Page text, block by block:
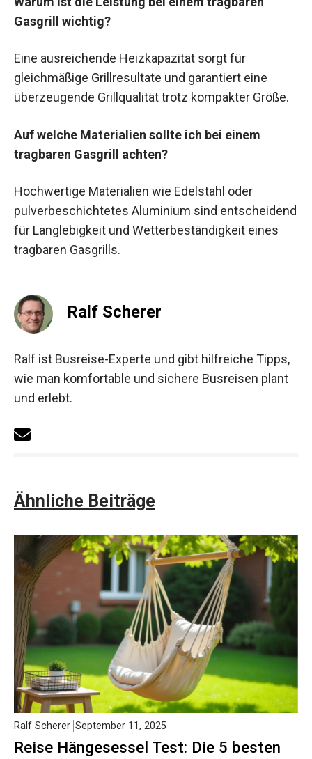
Gasgrill wichtig?
Eine ausreichende Heizkapazität sorgt für
gleichmäßige Grillresultate und garantiert eine
überzeugende Grillqualität trotz kompakter Größe.
Auf welche Materialien sollte ich bei einem
tragbaren Gasgrill achten?
Hochwertige Materialien wie Edelstahl oder
pulverbeschichtetes Aluminium sind entscheidend
für Langlebigkeit und Wetterbeständigkeit eines
tragbaren Gasgrills.
Ralf Scherer
Ralf ist Busreise-Experte und gibt hilfreiche Tipps,
wie man komfortable und sichere Busreisen plant
und erlebt.
Ähnliche Beiträge
Reise Hängesessel Test: Die 5 besten
Ralf Scherer September 11, 2025